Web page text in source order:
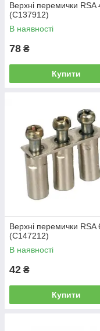
Верхні перемички RSA
(C137912)
В наявності
78 ₴
Купити
Верхні перемички RSA
(C147212)
В наявності
42 ₴
Купити